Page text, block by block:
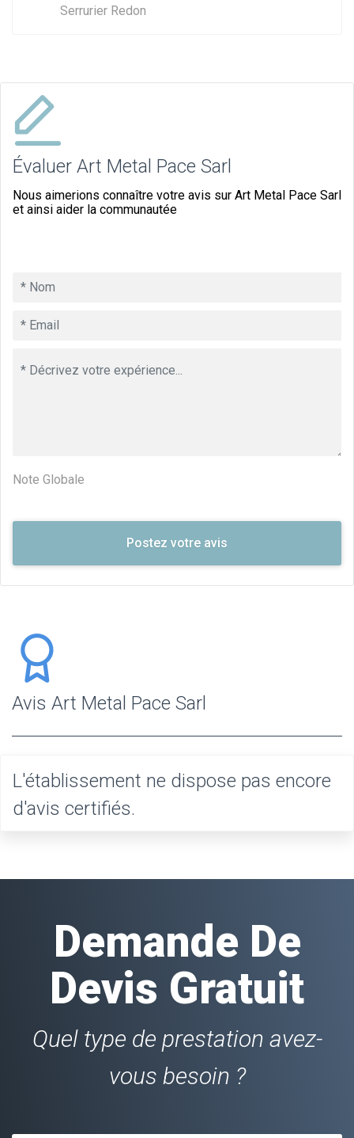
Serrurier Redon
Évaluer Art Metal Pace Sarl
Nous aimerions connaître votre avis sur Art Metal Pace Sarl
et ainsi aider la communautée
Note Globale
Avis Art Metal Pace Sarl
L'établissement ne dispose pas encore
d'avis certifiés.
Demande De
Devis Gratuit
Quel type de prestation avez-
vous besoin ?